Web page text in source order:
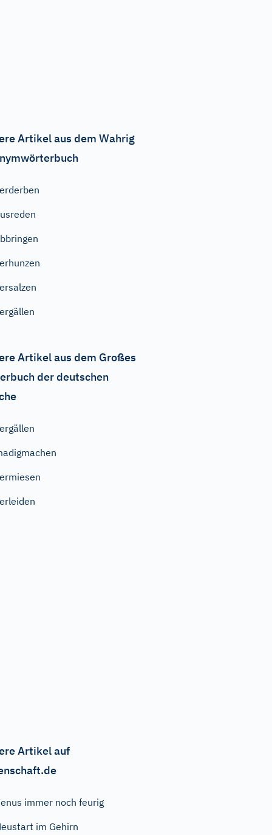
Artikel aus dem Wahrig
Artikel aus dem Großes
der deutschen
Artikel auf
immer noch feurig
im Gehirn